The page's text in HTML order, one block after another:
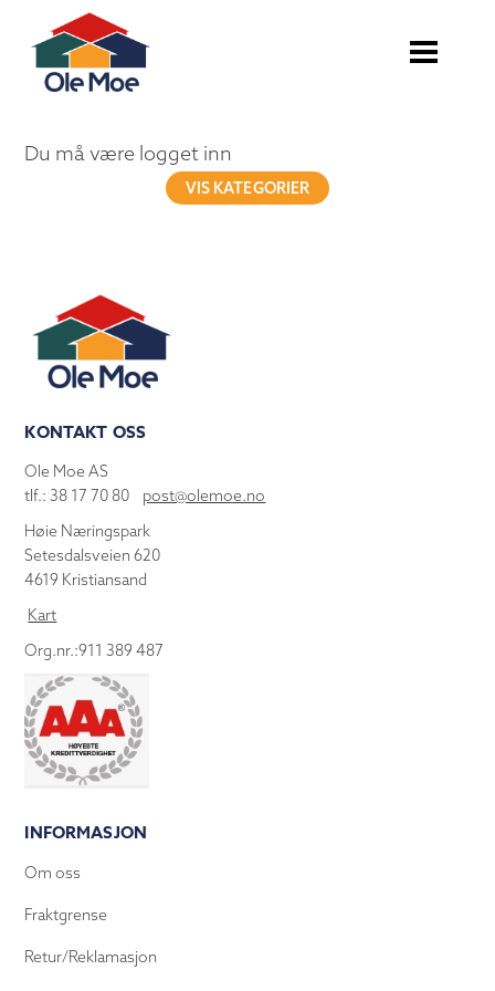
Du må være logget inn
VIS KATEGORIER
KONTAKT OSS
Ole Moe AS
tlf.: 38 17 70 80 post@olemoe.no
Høie Næringspark
Setesdalsveien 620
4619 Kristiansand
Kart
Org.nr.:911 389 487
INFORMASJON
Om oss
Fraktgrense
Retur/Reklamasjon